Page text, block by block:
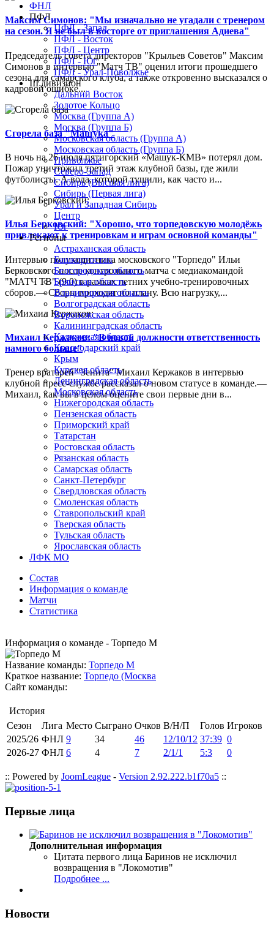
Максим Симонов: "Мы изначально не угадали с тренером
на сезон. Я не был в восторге от приглашения Адиева"
Председатель совета директоров "Крыльев Советов" Максим
Симонов в интервью "Матч ТВ" оценил итоги прошедшего
сезона для самарского клуба, а также откровенно высказался о
кадровой ошибке...
Сгорела база "Машука"
В ночь на 26 июля пятигорский «Машук-КМВ» потерял дом.
Пожар уничтожил третий этаж клубной базы, где жили
футболисты. А вода, которой тушили, как часто и...
Илья Берковский: "Хорошо, что торпедовскую молодёжь
привлекают к тренировкам и играм основной команды"
Интервью полузащитника московского "Торпедо" Ильи
Берковского после контрольного матча с медиакомандой
"МАТЧ ТВ" (9:0) в рамках летних учебно-тренировочных
сборов.— Сборы проходят по плану. Всю нагрузку,...
Михаил Кержаков: "В новой должности ответственность
намного больше"
Тренер вратарей "Зенита" Михаил Кержаков в интервью
клубной пресс-службе рассказал о новом статусе в команде.—
Михаил, как вы в целом оцените свои первые дни в...
ФНЛ
ПФЛ
ПФЛ - Запад
ПФЛ - Восток
ПФЛ - Центр
ПФЛ - Юг
ПФЛ - Урал-Поволжье
III дивизион
Дальний Восток
Золотое Кольцо
Москва (Группа А)
Москва (Группа Б)
Московская область (Группа А)
Московская область (Группа Б)
Приволжье
Северо-Запад
Сибирь (Высшая лига)
Сибирь (Первая лига)
Урал и Западная Сибирь
Центр
Юг
Регионы
Астраханская область
Башкортостан
Белгородская область
Брянская область
Владимирская область
Волгоградская область
Воронежская область
Калининградская область
Калужская область
Краснодарский край
Крым
Курская область
Ленинградская область
Московская область
Нижегородская область
Пензенская область
Приморский край
Татарстан
Ростовская область
Рязанская область
Самарская область
Санкт-Петербург
Свердловская область
Смоленская область
Ставропольский край
Тверская область
Тульская область
Ярославская область
ЛФК МО
Состав
Информация о команде
Матчи
Статистика
Информация о команде - Торпедо М
Название команды: Торпедо М
Краткое название: Торпедо (Москва
Сайт команды:
История
Сезон
Лига Место Сыграно Очков В/Н/П Голов Игроков
2025/26 ФНЛ 9 34 46 12/10/12 37:39 0
2026-27 ФНЛ 6 4 7 2/1/1 5:3 0
:: Powered by JoomLeague - Version 2.92.222.b1f70a5 ::
Первые лица
Дополнительная информация
Цитата первого лица Баринов не исключил
возвращения в "Локомотив"
Подробнее ...
Новости